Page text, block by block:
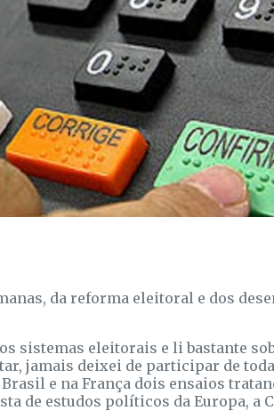
da reforma eleitoral e dos
sistemas eleitorais e li bastante
jamais deixei de participar de
e na França dois ensaios
de estudos políticos da Europa, a